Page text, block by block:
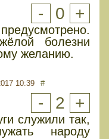
- 0 +
болезни
желанию.
10:39 #
- 2 +
служили так,
народу